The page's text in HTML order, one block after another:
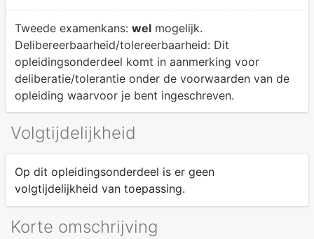
Tweede examenkans: welmogelijk.
Delibereerbaarheid/tolereerbaarheid: Dit
opleidingsonderdeel komt in aanmerking voor
deliberatie/tolerantie onder de voorwaarden van de
opleiding waarvoor je bent ingeschreven.
Volgtijdelijkheid
Op dit opleidingsonderdeel is er geen
volgtijdelijkheid van toepassing.
Korte omschrijving